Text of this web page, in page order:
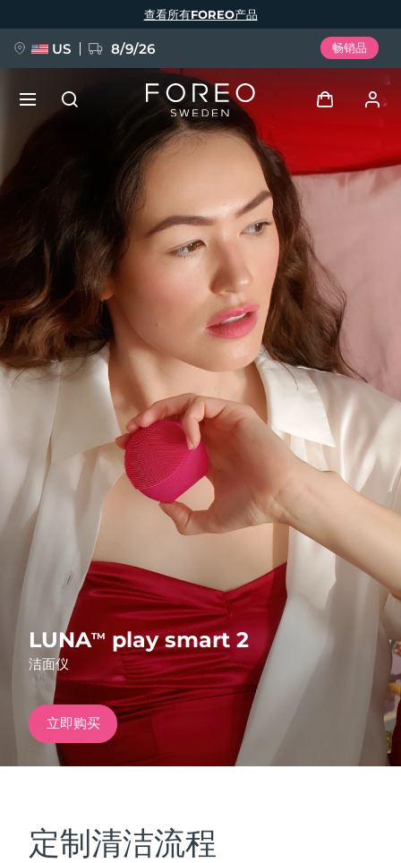
LUNATM play smart 2
洁面仪
立即购买
定制清洁流程
查看所有FOREO产品
US 8/9/26 畅销品
登录
我的设备
我的订单
我的地址
我的订阅
FAQ™ Pure Beauty-Tech Elixir
BREAKING NEWS
issa™ Teeth Whitening Set
FAQ™ Dual LED Panel
热门产品
特别优惠 畅销产品
红光疗法
语言
English Deutsch
Español
Français
Português
Polski
Svenska
Русский
Türkçe
简体中文 繁體中文
发货国家
美国 预计送达日期 8/9/26
英国 预计送达日期 8/8/26
西班牙 预计送达日期8/8/26
澳大利亚 预计送达日期8/11/26
预计送达日期
德国 预计送达日期
加拿大
奥地利